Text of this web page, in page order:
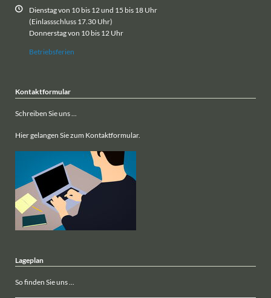
Dienstag von 10 bis 12 und 15 bis 18 Uhr
(Einlassschluss 17.30 Uhr)
Donnerstag von 10 bis 12 Uhr
Betriebsferien
Kontaktformular
Schreiben Sie uns ...
Hier gelangen Sie zum Kontaktformular.
Lageplan
So finden Sie uns ...